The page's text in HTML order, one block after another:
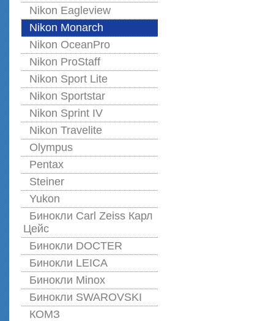
Nikon Eagleview
Nikon Monarch
Nikon OceanPro
Nikon ProStaff
Nikon Sport Lite
Nikon Sportstar
Nikon Sprint IV
Nikon Travelite
Olympus
Pentax
Steiner
Yukon
Бинокли Carl Zeiss Карл
Цейс
Бинокли DOCTER
Бинокли LEICA
Бинокли Minox
Бинокли SWAROVSKI
КОМЗ